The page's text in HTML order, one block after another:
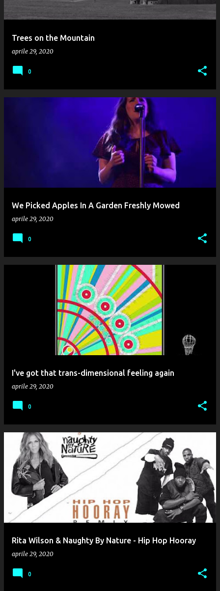
Trees on the Mountain
aprile 29, 2020
0
We Picked Apples In A Garden Freshly Mowed
aprile 29, 2020
0
I've got that trans-dimensional feeling again
aprile 29, 2020
0
Rita Wilson & Naughty By Nature - Hip Hop Hooray
aprile 29, 2020
0